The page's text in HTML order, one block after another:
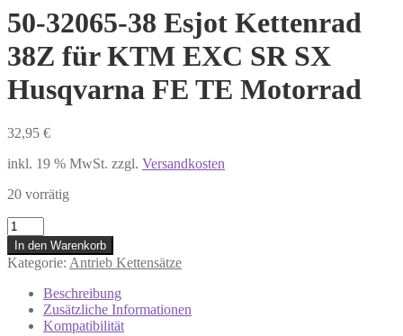
50-32065-38 Esjot Kettenrad
38Z für KTM EXC SR SX
Husqvarna FE TE Motorrad
32,95 €
inkl. 19 % MwSt. zzgl. Versandkosten
20 vorrätig
50-
32065-
38
Esjot
Kettenrad
38Z
In den Warenkorb
Kategorie: Antrieb Kettensätze
Beschreibung
Zusätzliche Informationen
Kompatibilität